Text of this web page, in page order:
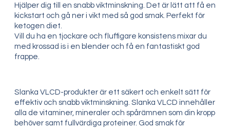
Hjälper dig till en snabb viktminskning. Det är lätt att få en
kickstart och gå ner i vikt med så god smak. Perfekt för
ketogen diet.
Vill du ha en tjockare och fluffigare konsistens mixar du
med krossad is i en blender och få en fantastiskt god
frappe.
Slanka VLCD-produkter är ett säkert och enkelt sätt för
effektiv och snabb viktminskning. Slanka VLCD innehåller
alla de vitaminer, mineraler och spårämnen som din kropp
behöver samt fullvärdiga proteiner. God smak för